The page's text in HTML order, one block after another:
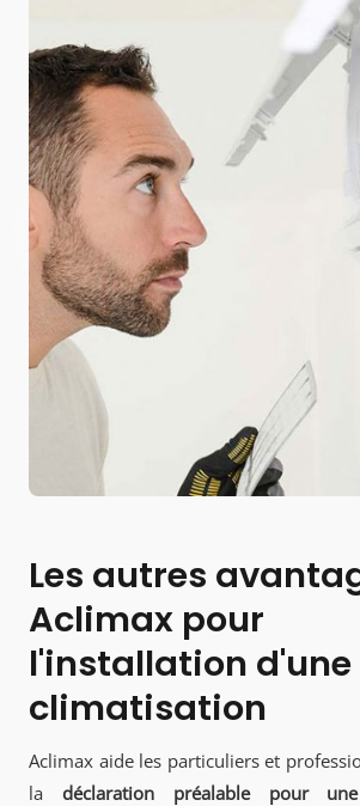
Les autres
Aclimax pour
l'installation d'une
climatisation
Aclimax aide les particuliers et
la déclaration préalable pour